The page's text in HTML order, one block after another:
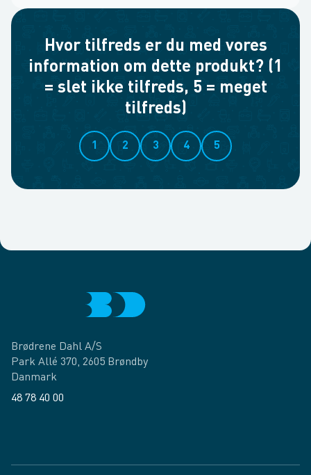
Hvor tilfreds er du med vores
information om dette produkt? (1
= slet ikke tilfreds, 5 = meget
tilfreds)
1 2 3 4 5
Brødrene Dahl A/S
Park Allé 370, 2605 Brøndby
Danmark
48 78 40 00